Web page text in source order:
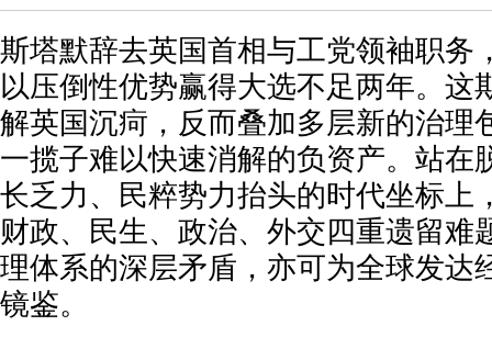
斯塔默辞去英国首相与工党领袖职务
以压倒性优势赢得大选不足两年。这
解英国沉疴，反而叠加多层新的治理
一揽子难以快速消解的负资产。站在
长乏力、民粹势力抬头的时代坐标上
财政、民生、政治、外交四重遗留难
理体系的深层矛盾，亦可为全球发达
镜鉴。